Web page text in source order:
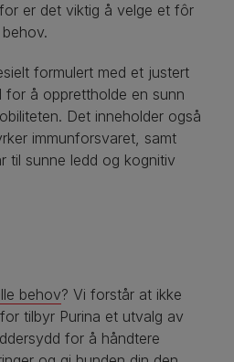
er det viktig å velge et fôr
formulert med et justert
å opprettholde en sunn
Det inneholder også
immunforsvaret, samt
til sunne ledd og kognitiv
behov? Vi forstår at ikke
tilbyr Purina et utvalg av
for å håndtere